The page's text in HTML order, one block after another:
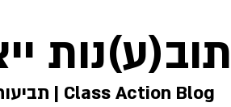
תוב(ע)נות
Class Action Blog | תביעות ייצוגיות